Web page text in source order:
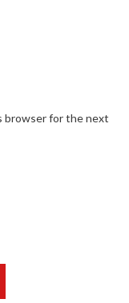
browser for the next